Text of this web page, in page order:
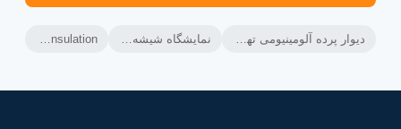
دیوار پرده آلومینیومی تهویه شده,قاب دیوار پرده آلومینیومی,عایق حرارتی دیوار پرده تهویه شده نمایشگاه شیشه,نمایشگاهی از شیشه های مقاوم در برابر اشعه UV Ventilated Curtain Wall Thermal Insulation